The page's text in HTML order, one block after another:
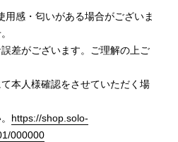
用感・匂いがある場合がございま
差がございます。ご理解の上ご
本人様確認をさせていただく場
https://shop.solo-
000000